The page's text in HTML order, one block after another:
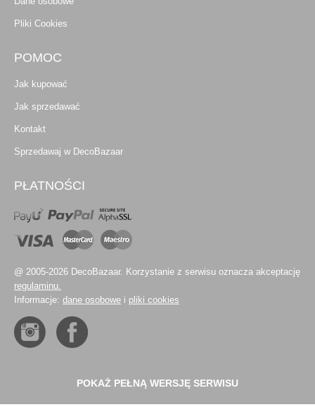
Pliki Cookies
POMOC
Jak kupować
Jak sprzedawać
Kontakt
Sprzedawaj w DecoBazaar
PŁATNOŚCI
@ 2005-2026 DecoBazaar. Korzystanie z serwisu oznacza akceptację
regulaminu.
Informacje: dane osobowe i pliki cookies
POKAŻ PEŁNĄ WERSJĘ SERWISU